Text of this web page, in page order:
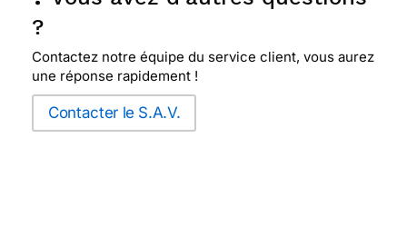
?
Contactez notre équipe du service client, vous aurez
une réponse rapidement !
Contacter le S.A.V.